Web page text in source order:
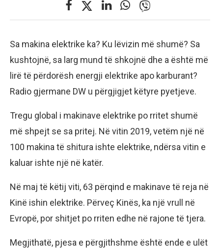
Sa makina elektrike ka? Ku lëvizin më shumë? Sa
kushtojnë, sa larg mund të shkojnë dhe a është më
lirë të përdorësh energji elektrike apo karburant?
Radio gjermane DW u përgjigjet këtyre pyetjeve.
Tregu global i makinave elektrike po rritet shumë
më shpejt se sa pritej. Në vitin 2019, vetëm një në
100 makina të shitura ishte elektrike, ndërsa vitin e
kaluar ishte një në katër.
Në maj të këtij viti, 63 përqind e makinave të reja në
Kinë ishin elektrike. Përveç Kinës, ka një vrull në
Evropë, por shitjet po rriten edhe në rajone të tjera.
Megjithatë, pjesa e përgjithshme është ende e ulët